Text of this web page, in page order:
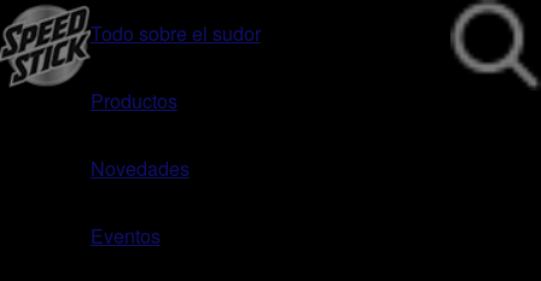
Todo sobre el sudor
Productos
Novedades
Eventos